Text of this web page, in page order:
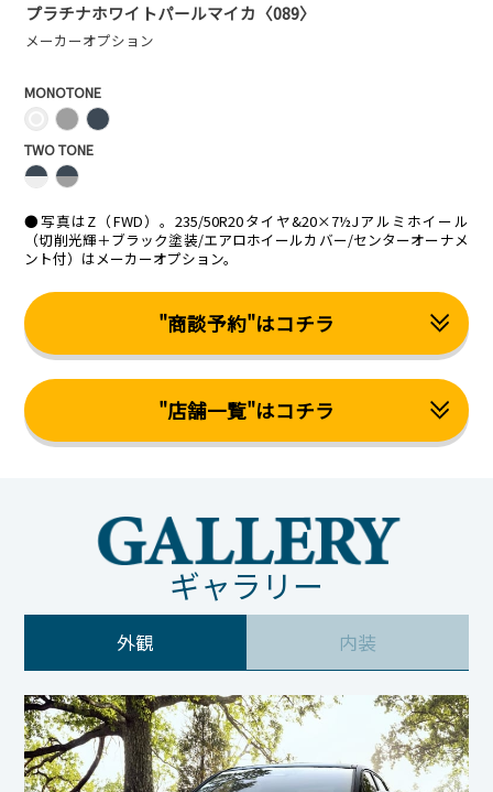
プラチナホワイトパールマイカ〈089〉
メーカーオプション
MONOTONE
TWO TONE
●写真はZ（FWD）。235/50R20タイヤ&20×7½Jアルミホイール
（切削光輝＋ブラック塗装/エアロホイールカバー/センターオーナメ
ント付）はメーカーオプション。
"商談予約"はコチラ
"店舗一覧"はコチラ
ギャラリー
外観 内装